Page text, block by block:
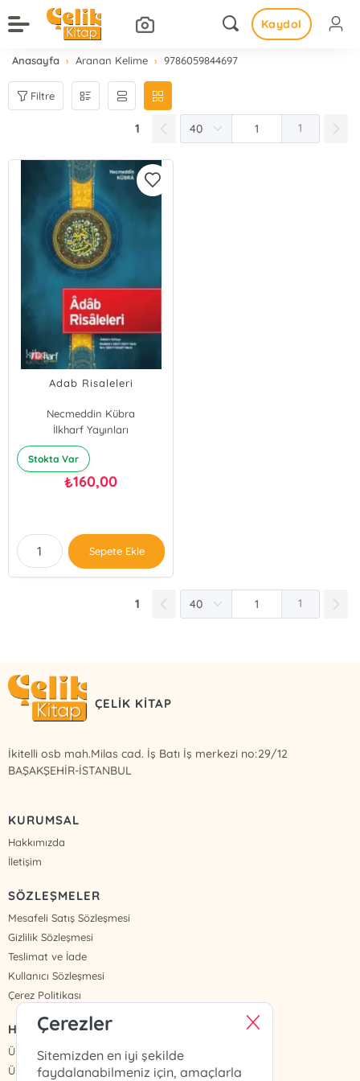
Kaydol
Anasayfa Aranan Kelime 9786059844697
Filtre
1 1
Adab Risaleleri
Necmeddin Kübra
İlkharf Yayınları
Stokta Var
₺160,00
Sepete Ekle
1 1
ÇELİK KİTAP
İkitelli osb mah.Milas cad. İş Batı İş merkezi no:29/12
BAŞAKŞEHİR-İSTANBUL
KURUMSAL
Hakkımızda
İletişim
SÖZLEŞMELER
Mesafeli Satış Sözleşmesi
Gizlilik Sözleşmesi
Teslimat ve İade
Kullanıcı Sözleşmesi
Çerez Politikası
HIZLI ERİŞİM
Üye Ol
Üye Giriş
Çerezler
Sitemizden en iyi şekilde
faydalanabilmeniz için, amaçlarla